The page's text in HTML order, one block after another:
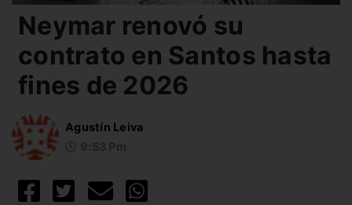
Neymar renovó su
contrato en Santos hasta
fines de 2026
Agustín Leiva